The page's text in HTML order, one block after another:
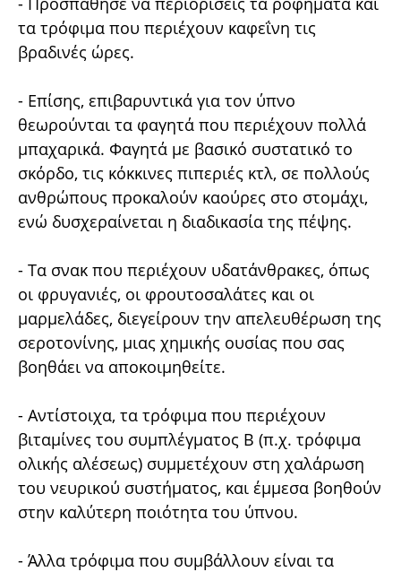
τα τρόφιμα που περιέχουν καφεΐνη τις
βραδινές ώρες.
- Επίσης, επιβαρυντικά για τον ύπνο
θεωρούνται τα φαγητά που περιέχουν πολλά
μπαχαρικά. Φαγητά με βασικό συστατικό το
σκόρδο, τις κόκκινες πιπεριές κτλ, σε πολλούς
ανθρώπους προκαλούν καούρες στο στομάχι,
ενώ δυσχεραίνεται η διαδικασία της πέψης.
- Τα σνακ που περιέχουν υδατάνθρακες, όπως
οι φρυγανιές, οι φρουτοσαλάτες και οι
μαρμελάδες, διεγείρουν την απελευθέρωση της
σεροτονίνης, μιας χημικής ουσίας που σας
βοηθάει να αποκοιμηθείτε.
- Αντίστοιχα, τα τρόφιμα που περιέχουν
βιταμίνες του συμπλέγματος Β (π.χ. τρόφιμα
ολικής αλέσεως) συμμετέχουν στη χαλάρωση
του νευρικού συστήματος, και έμμεσα βοηθούν
στην καλύτερη ποιότητα του ύπνου.
- Άλλα τρόφιμα που συμβάλλουν είναι τα